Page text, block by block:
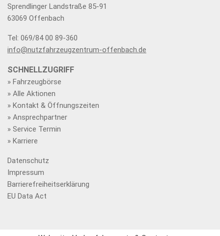
Sprendlinger Landstraße 85-91
63069 Offenbach
Tel: 069/84 00 89-360
info@nutzfahrzeugzentrum-offenbach.de
SCHNELLZUGRIFF
» Fahrzeugbörse
» Alle Aktionen
» Kontakt & Öffnungszeiten
» Ansprechpartner
» Service Termin
» Karriere
Datenschutz
Impressum
Barrierefreiheitserklärung
EU Data Act